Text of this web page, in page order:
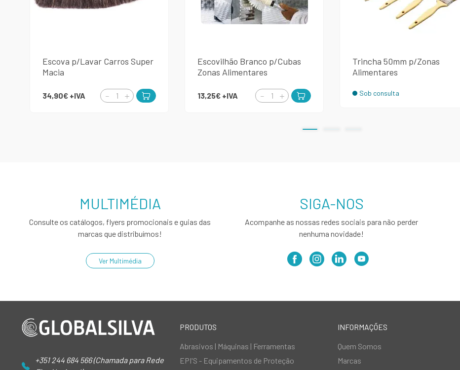
Escova p/Lavar Carros Super
Macia
34,90€ +IVA
Escovilhão Branco p/Cubas
Zonas Alimentares
13,25€ +IVA
Trincha 50mm p/Zonas
Alimentares
Sob consulta
MULTIMÉDIA
Consulte os catálogos, flyers promocionais e guias das
marcas que distribuímos!
Ver Multimédia
SIGA-NOS
Acompanhe as nossas redes sociais para não perder
nenhuma novidade!
+351 244 684 566 (Chamada para Rede
PRODUTOS
Abrasivos | Máquinas | Ferramentas
EPI'S - Equipamentos de Proteção
INFORMAÇÕES
Quem Somos
Marcas